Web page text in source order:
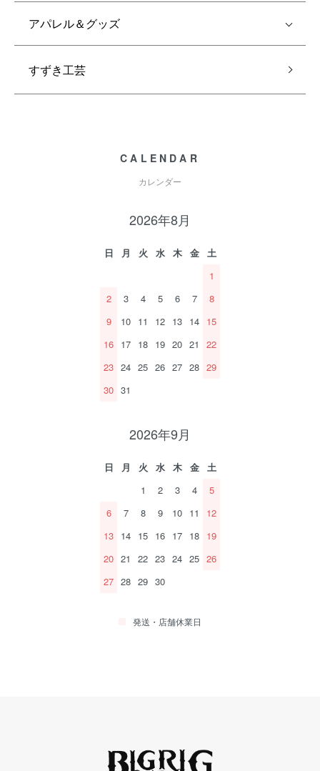
アパレル＆グッズ
すずき工芸
CALENDAR
カレンダー
2026年8月
日 月 火 水 木 金
土
1
2
3 4 5 6 7
8
9
10 11 12 13 14 15
16 17 18 19 20 21
22
23 24 25 26 27 28 29
30 31
2026年9月
日 月 火 水 木 金
土
1
2 3 4
5
6
7 8 9 10 11
12
13 14 15 16 17 18 19
20 21 22 23 24 25 26
27 28 29 30
発送・店舗休業日